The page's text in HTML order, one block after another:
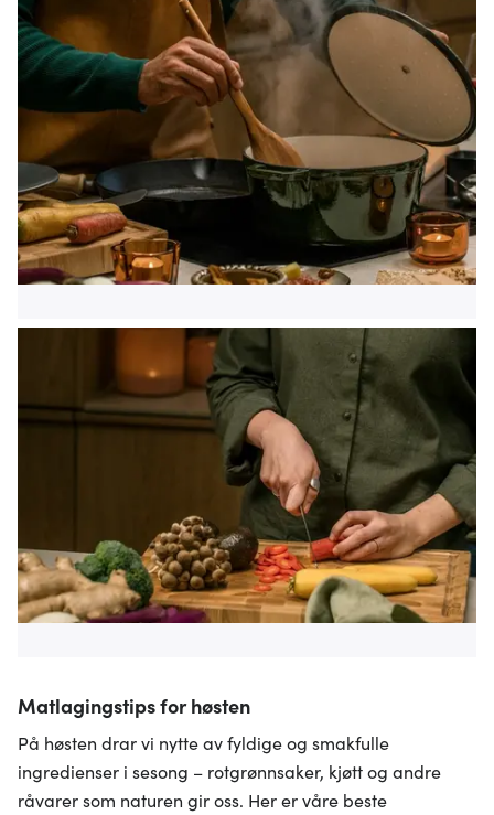
Matlagingstips for høsten
På høsten drar vi nytte av fyldige og smakfulle
ingredienser i sesong – rotgrønnsaker, kjøtt og andre
råvarer som naturen gir oss. Her er våre beste